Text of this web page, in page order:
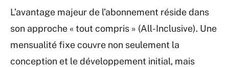
L’avantage majeur de l’abonnement réside dans
son approche « tout compris » (All-Inclusive). Une
mensualité fixe couvre non seulement la
conception et le développement initial, mais